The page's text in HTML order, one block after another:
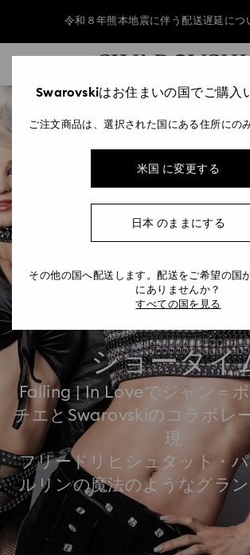
令和８年熊本地震に伴う配送遅延につ
0 - Header
ショータイ
Falling | In Loveでジャン＝
チエとSwarovskiのコラボレ
現
フリードリヒシュタット・
ルリンの魔法のようなグラ
Swarovskiはお住まいの国でご購入
ご注文商品は、選択された国にある住所にの
米国 に変更する
日本 のままにする
その他の国へ配送します。配送をご希望の国
にありませんか？
すべての国を見る